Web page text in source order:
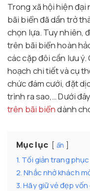
Trong xã hội hiện đại
bãi biển đã dần trở
chọn lựa. Tuy nhiên,
trên bãi biển hoàn
các cặp đôi cần lưu
hoạch chi tiết và cụ
chức đám cưới, đặt
trình ra sao,… Dưới
trên bãi biểndành
Mục lục ẩn
1. Tối giản trang
2. Nhắc nhở khách
3. Hãy giữ vẻ đẹp